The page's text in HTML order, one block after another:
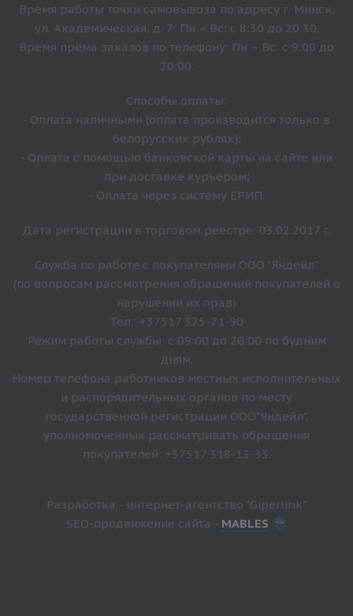
Время работы точки самовывоза по адресу г. Минск,
ул. Академическая, д. 7: Пн – Вс: с 8:30 до 20:30.
Время прёма заказов по телефону: Пн – Вс: с 9:00 до
20:00.
Способы оплаты:
- Оплата наличными (оплата производится только в
белорусских рублях);
- Оплата с помощью банковской карты на сайте или
при доставке курьером;
- Оплата через систему ЕРИП.
Дата регистрации в торговом реестре: 03.02.2017 г.
Служба по работе с покупателями ООО "Яндейл"
(по вопросам рассмотрения обращений покупателей о
нарушении их прав)
Тел.: +37517 375-71-90
Режим работы службы: с 09:00 до 20:00 по будним
дням.
Номер телефона работников местных исполнительных
и распорядительных органов по месту
государственной регистрации ООО"Яндейл",
уполномоченных рассматривать обращения
покупателей: +37517 318-13-33.
Разработка - интернет-агентство "Giperlink"
SEO-продвижение сайта - MABLES